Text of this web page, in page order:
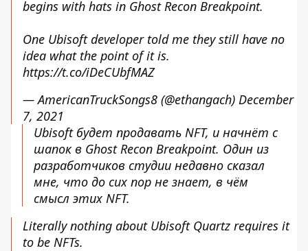
begins with hats in Ghost Recon Breakpoint.
One Ubisoft developer told me they still have no
idea what the point of it is.
https://t.co/iDeCUbfMAZ
— AmericanTruckSongs8 (@ethangach) December
7, 2021
Ubisoft будет продавать NFT, и начнёт с
шапок в Ghost Recon Breakpoint. Один из
разработчиков студии недавно сказал
мне, что до сих пор не знает, в чём
смысл этих NFT.
Literally nothing about Ubisoft Quartz requires it
to be NFTs.